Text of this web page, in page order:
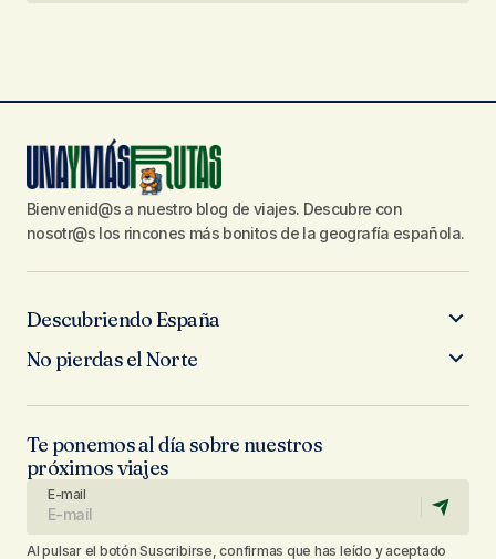
Bienvenid@s a nuestro blog de viajes. Descubre con
nosotr@s los rincones más bonitos de la geografía española.
Descubriendo España
No pierdas el Norte
Te ponemos al día sobre nuestros
próximos viajes
E-mail
Al pulsar el botón Suscribirse, confirmas que has leído y aceptado